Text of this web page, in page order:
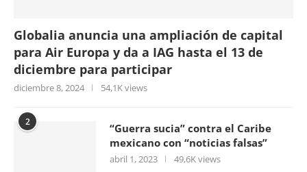
Globalia anuncia una ampliación de capital
para Air Europa y da a IAG hasta el 13 de
diciembre para participar
diciembre 8, 2024 54,1K views
2
“Guerra sucia” contra el Caribe
mexicano con “noticias falsas”
abril 1, 2023 49,6K views